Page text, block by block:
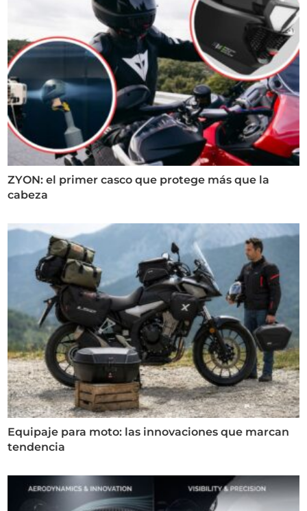
ZYON: el primer casco que protege más que la
cabeza
Equipaje para moto: las innovaciones que marcan
tendencia